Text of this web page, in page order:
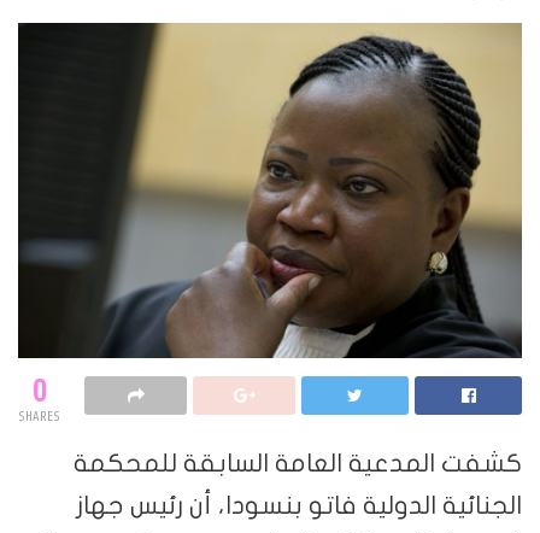
0
SHARES
كشفت المدعية العامة السابقة للمحكمة
الجنائية الدولية فاتو بنسودا، أن رئيس جهاز